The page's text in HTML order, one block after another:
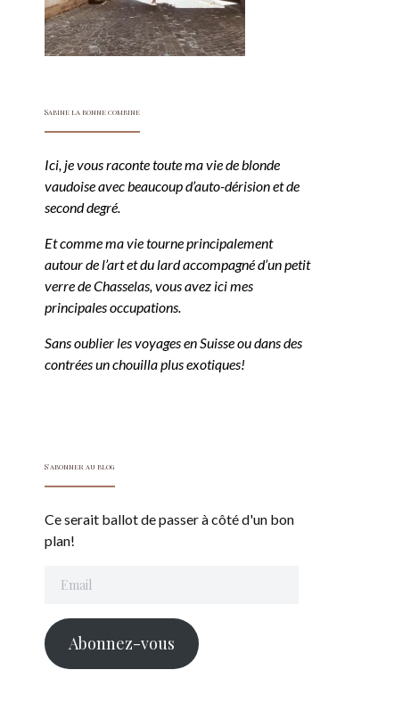
Sabine la bonne combine
Ici, je vous raconte toute ma vie de blonde
vaudoise avec beaucoup d’auto-dérision et de
second degré.
Et comme ma vie tourne principalement
autour de l’art et du lard accompagné d’un petit
verre de Chasselas, vous avez ici mes
principales occupations.
Sans oublier les voyages en Suisse ou dans des
contrées un chouilla plus exotiques!
S'abonner au blog
Ce serait ballot de passer à côté d'un bon
plan!
Abonnez-vous